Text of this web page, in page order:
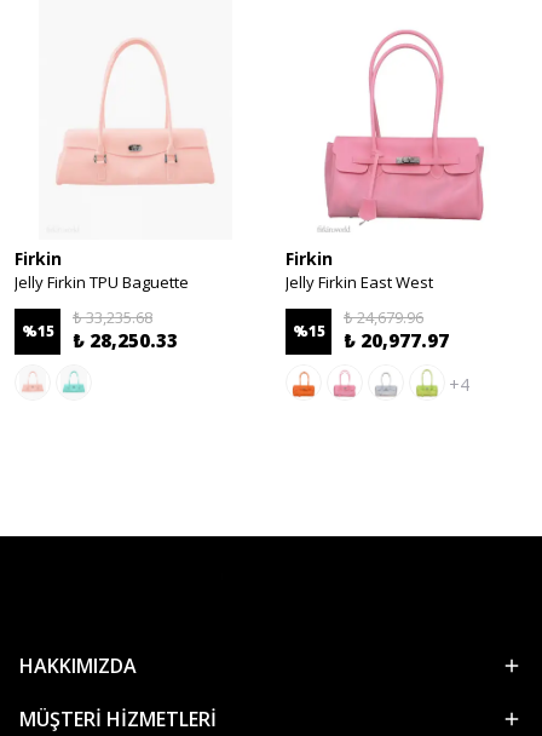
Firkin
Jelly Firkin TPU Baguette
%15
₺ 33,235.68
₺ 28,250.33
Firkin
Jelly Firkin East West
%15
₺ 24,679.96
₺ 20,977.97
+4
HAKKIMIZDA
MÜŞTERİ HİZMETLERİ